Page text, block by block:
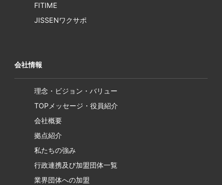
FITIME
JISSENワクサポ
会社情報
理念・ビジョン・バリュー
TOPメッセージ・役員紹介
会社概要
拠点紹介
私たちの強み
行政連携及び加盟団体一覧
業界団体への加盟